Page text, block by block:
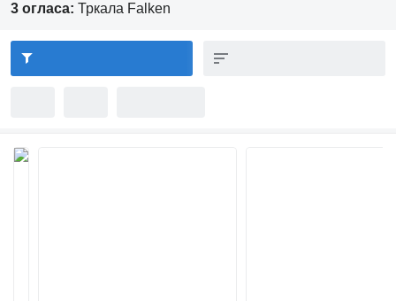
3 огласа: Тркала Falken